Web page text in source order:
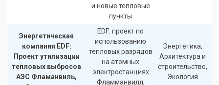
и новые тепловые
пункты
Энергетическая
компания EDF:
Проект утилизации
тепловых выбросов
АЭС Фламанвиль,
EDF: проект по
использованию
тепловых разрядов
на атомных
электростанциях
Фламманвилл,
Энергетика,
Архитектура и
строительство,
Экология